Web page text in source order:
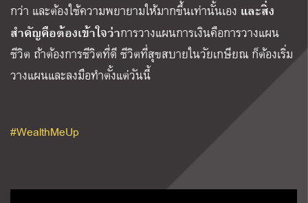
กว่า และต้องใช้ความพยายามให้มากขึ้นเท่านั้นเอง และสิ่ง
สำคัญคือต้องเข้าใจว่าการวางแผนการเงินคือการวางแผน
ชีวิต ถ้าต้องการชีวิตที่ดี ชีวิตที่สุขสบายในวัยเกษียณ ก็ต้องเริ่ม
วางแผนและลงมือทำตั้งแต่วันนี้
#WealthMeUp